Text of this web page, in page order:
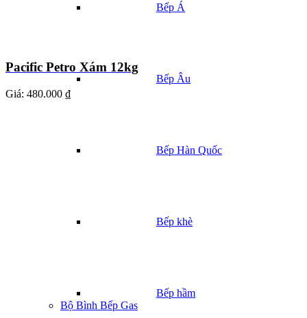
Bếp Á
Bếp Âu
Bếp Hàn Quốc
Bếp khè
Bếp hầm
Bộ Bình Bếp Gas
Pacific Petro Xám 12kg
Giá: 480.000 ₫